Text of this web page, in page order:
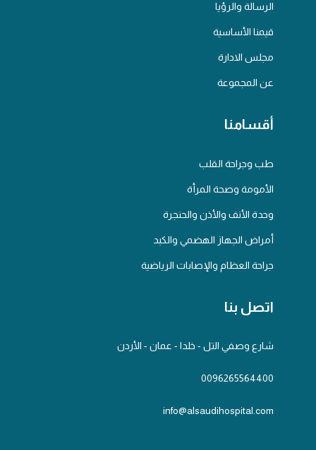
الرسالة والرؤيا
قيمنا الأساسية
مجلس الادارة
عن المجموعة
أقسامنا
طب وجراحة القلب
الأمومة وصحة المرأة
وحدة الأنف والأذن والحنجرة
أمراض الجهاز الهضمي والكبد
جراحة العظام والإصابات الرياضية
اتصل بنا
شارع وصفي التل - خلدا - عمان - الأردن
0096265564400
info@alsaudihospital.com